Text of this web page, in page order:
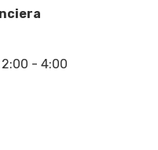
2:00 - 4:00